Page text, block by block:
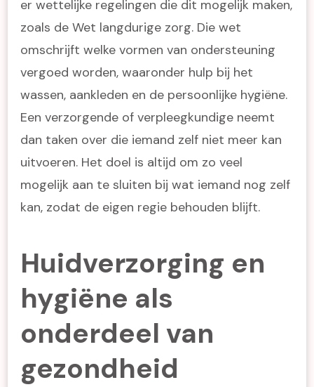
er wettelijke regelingen die dit mogelijk maken,
zoals de Wet langdurige zorg. Die wet
omschrijft welke vormen van ondersteuning
vergoed worden, waaronder hulp bij het
wassen, aankleden en de persoonlijke hygiëne.
Een verzorgende of verpleegkundige neemt
dan taken over die iemand zelf niet meer kan
uitvoeren. Het doel is altijd om zo veel
mogelijk aan te sluiten bij wat iemand nog zelf
kan, zodat de eigen regie behouden blijft.
Huidverzorging en
hygiëne als
onderdeel van
gezondheid